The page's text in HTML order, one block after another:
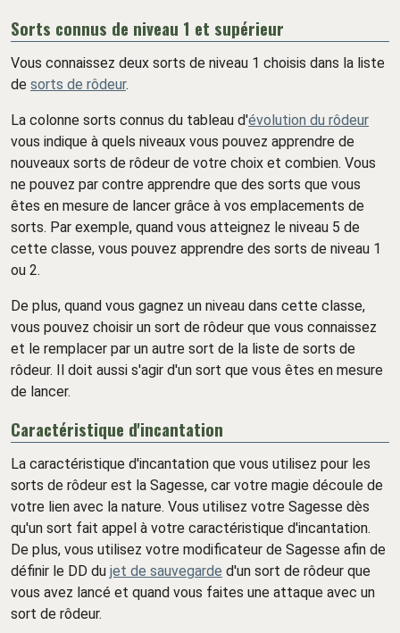
Sorts connus de niveau 1 et supérieur
Vous connaissez deux sorts de niveau 1 choisis dans la liste
de sorts de rôdeur.
La colonne sorts connus du tableau d'évolution du rôdeur
vous indique à quels niveaux vous pouvez apprendre de
nouveaux sorts de rôdeur de votre choix et combien. Vous
ne pouvez par contre apprendre que des sorts que vous
êtes en mesure de lancer grâce à vos emplacements de
sorts. Par exemple, quand vous atteignez le niveau 5 de
cette classe, vous pouvez apprendre des sorts de niveau 1
ou 2.
De plus, quand vous gagnez un niveau dans cette classe,
vous pouvez choisir un sort de rôdeur que vous connaissez
et le remplacer par un autre sort de la liste de sorts de
rôdeur. Il doit aussi s'agir d'un sort que vous êtes en mesure
de lancer.
Caractéristique d'incantation
La caractéristique d'incantation que vous utilisez pour les
sorts de rôdeur est la Sagesse, car votre magie découle de
votre lien avec la nature. Vous utilisez votre Sagesse dès
qu'un sort fait appel à votre caractéristique d'incantation.
De plus, vous utilisez votre modificateur de Sagesse afin de
définir le DD du jet de sauvegarde d'un sort de rôdeur que
vous avez lancé et quand vous faites une attaque avec un
sort de rôdeur.